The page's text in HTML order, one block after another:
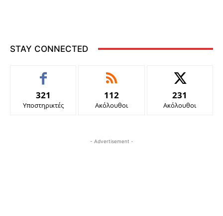
STAY CONNECTED
321
Υποστηρικτές
112
Ακόλουθοι
231
Ακόλουθοι
- Advertisement -